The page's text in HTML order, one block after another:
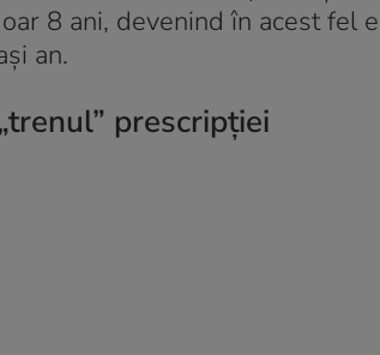
8 ani, devenind în acest fel
an.
prescripției